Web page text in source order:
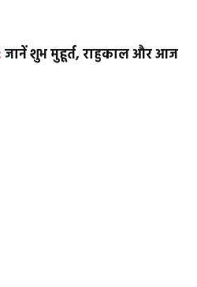
जानें शुभ मुहूर्त, राहुकाल और आज